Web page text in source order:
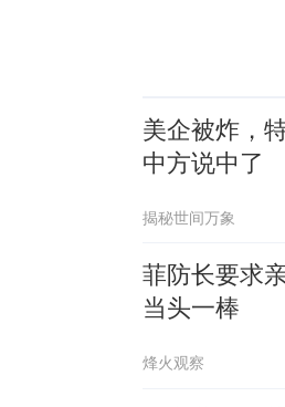
美企被炸，
中方说中了
揭秘世间万象
菲防长要求
当头一棒
烽火观察